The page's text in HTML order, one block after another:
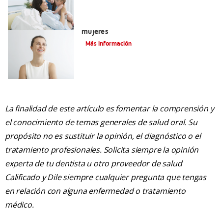
mujeres
Más información
La finalidad de este artículo es fomentar la comprensión y
el conocimiento de temas generales de salud oral. Su
propósito no es sustituir la opinión, el diagnóstico o el
tratamiento profesionales. Solicita siempre la opinión
experta de tu dentista u otro proveedor de salud
Calificado y Dile siempre cualquier pregunta que tengas
en relación con alguna enfermedad o tratamiento
médico.